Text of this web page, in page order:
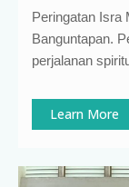
Peringatan Isra
Banguntapan.
perjalanan
Learn More